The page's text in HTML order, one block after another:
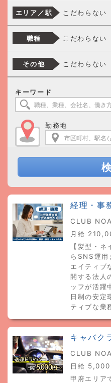
エリア／駅 こだわらない
職種 こだわらない
その他 こだわらない
キーワード
勤務地
経理・事
CLUB
月給
【髪型・
らSNS運用
エイティブ
開する法人
ッフが活躍
日制の安定
ティブな業
キャバク
CLUB
日給 5,000
甲府エリア